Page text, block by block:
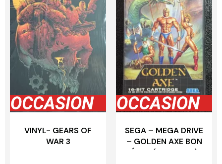
VINYL- GEARS OF
WAR 3
SEGA – MEGA DRIVE
– GOLDEN AXE BON
ÉTAT (COMPLET)